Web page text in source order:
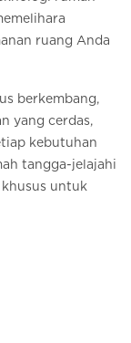
ruang Anda
berkembang,
yang cerdas,
kebutuhan
tangga-jelajahi
untuk